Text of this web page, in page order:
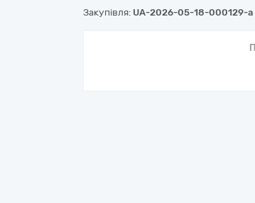
Закупівля: UA-2026-05-18-000129-a